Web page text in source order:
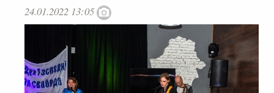
24.01.2022 13:05